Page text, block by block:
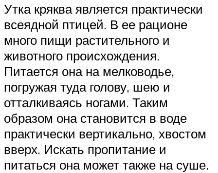
Утка кряква является практически
всеядной птицей. В ее рационе
много пищи растительного и
животного происхождения.
Питается она на мелководье,
погружая туда голову, шею и
отталкиваясь ногами. Таким
образом она становится в воде
практически вертикально, хвостом
вверх. Искать пропитание и
питаться она может также на суше.